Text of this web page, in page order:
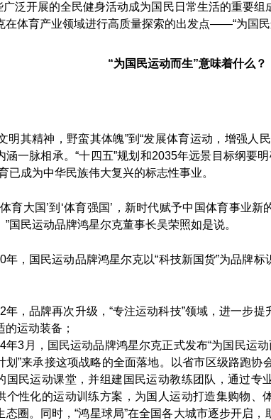
开展的全民健身活动成为国民日常生活的重要组
在体育产业领域进行高质量探索的出发点——“为国民
“为国民运动而生”意味着什么？
其精神，野蛮其体魄”到“发展体育运动，增强人民
涵一脉相承。“十四五”规划和2035年远景目标纲要
已成为中华民族伟大复兴的标志性事业。
大国’到‘体育强国’，新时代赋予中国体育事业新
”国民运动品牌鸿星尔克董事长吴荣照如是说。
，国民运动品牌鸿星尔克以“科技新国货”为品牌标
，品牌再次升级，“专注运动科技”领域，进一步提
的运动装备；
3月，国民运动品牌鸿星尔克正式发布“为国民运动
划”来承接这项战略的全面落地。以省市区级路跑协
国民运动课堂，并组建国民运动教练团队，通过专
个性化的运动训练方案，为国人运动打造集购物、
态圈。同时，“鸿星球局”在全国各大城市逐步开启